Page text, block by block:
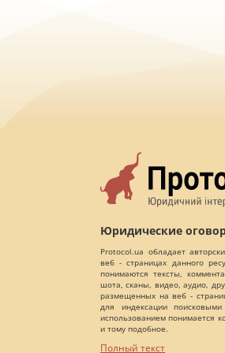
Юридические
Protocol.ua обладает
веб - страницах данного
понимаются тексты,
шота, сканы, видео, аудио,
размещенных на веб -
для индексации
использованием понимается
и тому подобное.
Полный текст